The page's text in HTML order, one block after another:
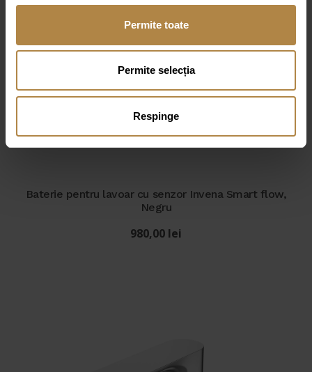
Permite toate
Permite selecția
Respinge
Baterie pentru lavoar cu senzor Invena Smart flow,
Negru
980,00 lei